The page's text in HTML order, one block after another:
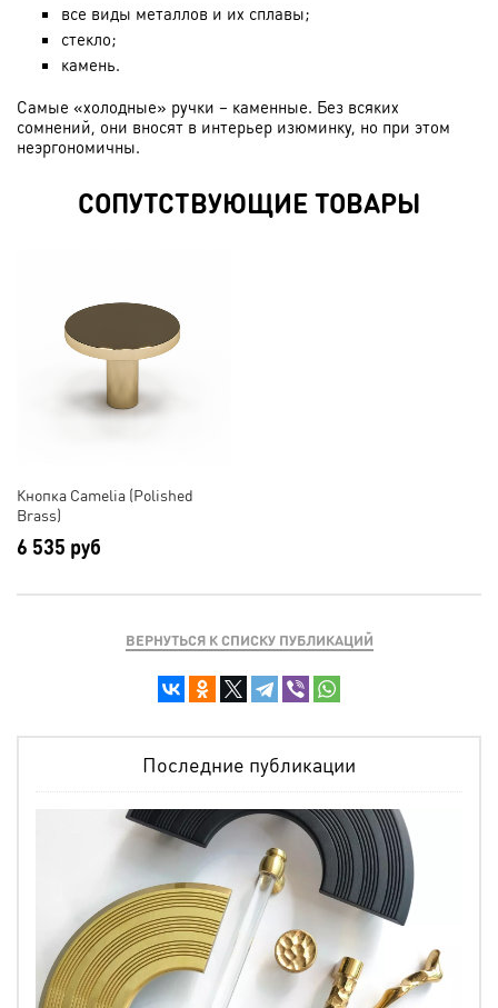
все виды металлов и их сплавы;
стекло;
камень.
Самые «холодные» ручки – каменные. Без всяких
сомнений, они вносят в интерьер изюминку, но при этом
неэргономичны.
СОПУТСТВУЮЩИЕ ТОВАРЫ
Кнопка Camelia (Polished
Brass)
6 535 руб
ВЕРНУТЬСЯ К СПИСКУ ПУБЛИКАЦИЙ
Последние публикации